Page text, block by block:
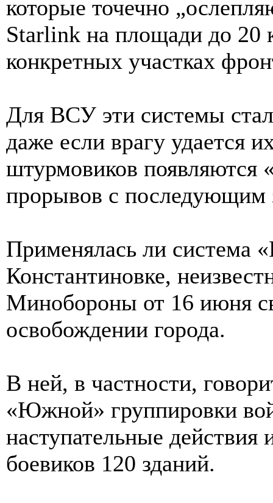
которые точечно
Starlink на площади до 20
конкретных участках
Для ВСУ эти системы
даже если врагу удается
штурмовиков появляются
прорывов с последующим
Применялась ли система
Константиновке,
Минобороны от 16 июня
освобождении города.
В ней, в частности,
«Южной» группировки
наступательные действия
боевиков 120 зданий.